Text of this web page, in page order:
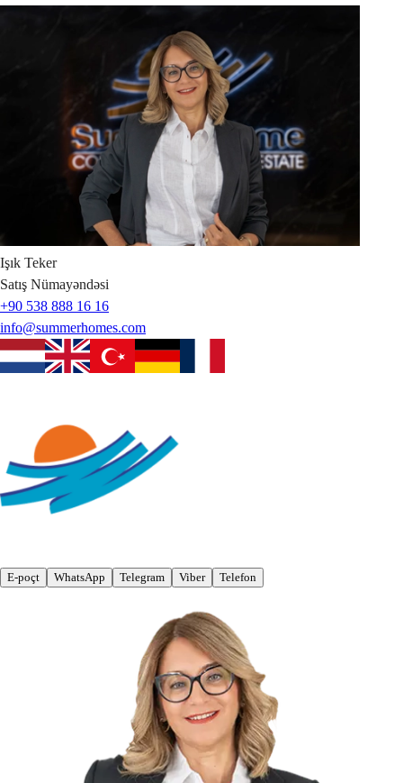
Işık Teker
Satış Nümayəndəsi
+90 538 888 16 16
info@summerhomes.com
E-poçt WhatsApp Telegram Viber Telefon